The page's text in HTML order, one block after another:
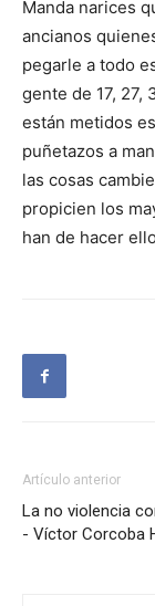
Manda narices
ancianos
pegarle a todo
gente de 17, 27,
están metidos
puñetazos a
las cosas
propicien los
han de hacer
Artículo anterior
La no violencia
- Víctor Corcoba